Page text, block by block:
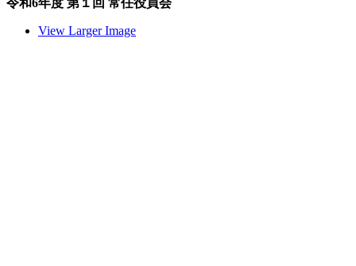
令和6年度 第１回 常任役員会
View Larger Image